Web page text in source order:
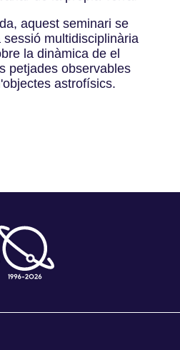
aquest seminari se
multidisciplinària
la dinàmica de el
petjades observables
astrofísics.